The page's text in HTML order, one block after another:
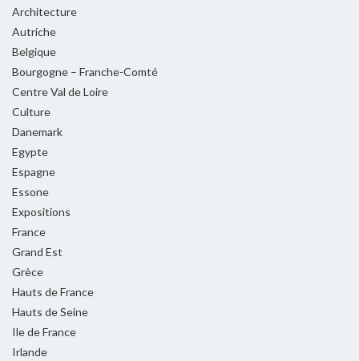
Architecture
Autriche
Belgique
Bourgogne – Franche-Comté
Centre Val de Loire
Culture
Danemark
Egypte
Espagne
Essone
Expositions
France
Grand Est
Grèce
Hauts de France
Hauts de Seine
Ile de France
Irlande